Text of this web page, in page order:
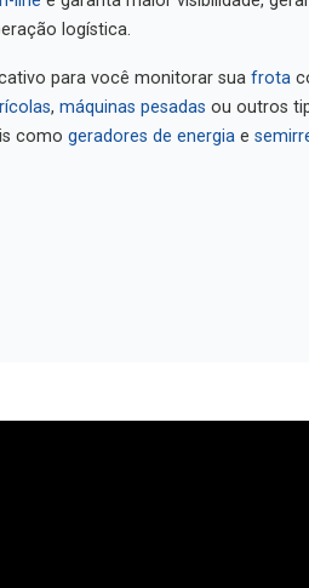
logística.
para você monitorar sua frota
máquinas pesadas
ou outros
como
geradores de energia